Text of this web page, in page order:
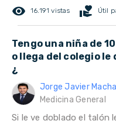
remove_red_eye 16.191 vistas volunteer_activism Útil
Tengo una niña de
o llega del colegio le
¿
Jorge Javier
Medicina General
Si le ve doblado el talón